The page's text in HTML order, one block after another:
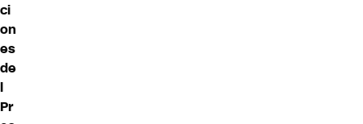
ci
on
es
de
l
Pr